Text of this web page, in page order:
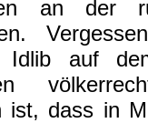
an der
Idlib auf
ist, dass in